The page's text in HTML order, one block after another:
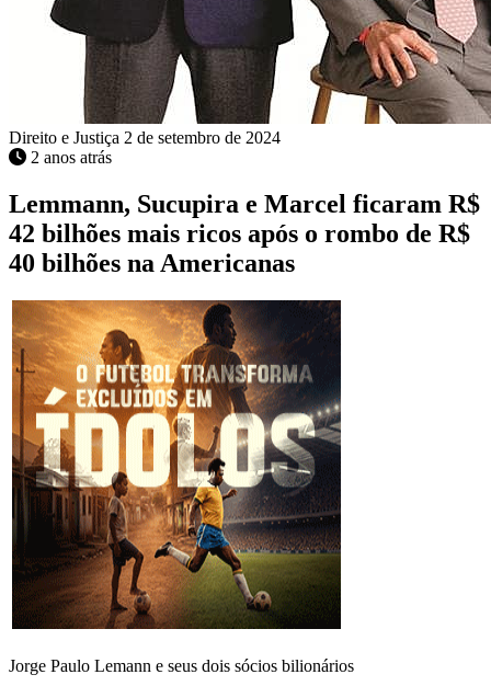
Direito e Justiça 2 de setembro de 2024
2 anos atrás
Lemmann, Sucupira e Marcel ficaram R$
42 bilhões mais ricos após o rombo de R$
40 bilhões na Americanas
Jorge Paulo Lemann e seus dois sócios bilionários